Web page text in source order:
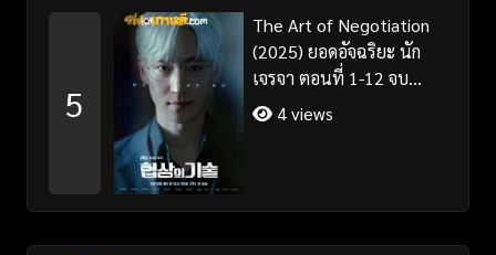
5
The Art of Negotiation
(2025) ยอดอัจฉริยะ นัก
เจรจา ตอนที่ 1-12 จบ
พากย์ไทย/ซับไทย
4 views